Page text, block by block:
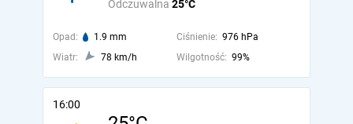
Odczuwalna 25°C
Opad: 1.9 mm Ciśnienie: 976 hPa
Wiatr:
78 km/h Wilgotność: 99%
16:00